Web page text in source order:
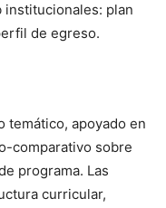
institucionales: plan
de egreso.
temático, apoyado en
comparativo sobre
programa. Las
curricular,